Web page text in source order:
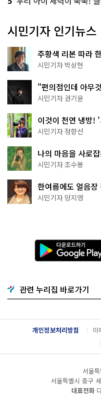
시민기자 인기뉴스
주황색 리본 따라
서울둘레길 15코스
시민기자 박상현
"편의점인데 아무
한 편의점의 정체
시민기자 권기윤
이것이 천연 냉방!
나볼까
시민기자 정향선
나의 마음을 사로
상작 공개!
시민기자 조수봉
한여름에도 얼음
천국이네~
시민기자 양지영
다
운
로
기
G
o
g
l
e
관련 누리집 바로가기
개인정보처리방침 이
서울
서울특별시 중구
대표전화